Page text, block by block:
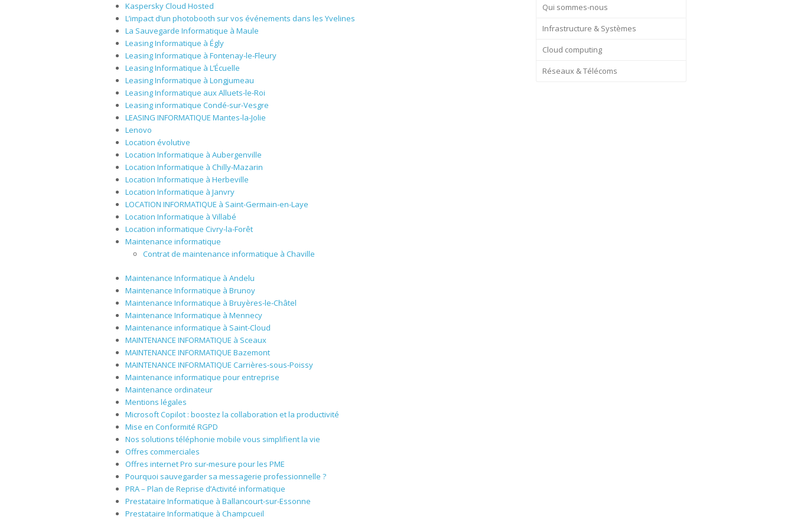
Kaspersky Cloud Hosted
L’impact d’un photobooth sur vos événements dans les Yvelines
La Sauvegarde Informatique à Maule
Leasing Informatique à Égly
Leasing Informatique à Fontenay-le-Fleury
Leasing Informatique à L’Écuelle
Leasing Informatique à Longjumeau
Leasing Informatique aux Alluets-le-Roi
Leasing informatique Condé-sur-Vesgre
LEASING INFORMATIQUE Mantes-la-Jolie
Lenovo
Location évolutive
Location Informatique à Aubergenville
Location Informatique à Chilly-Mazarin
Location Informatique à Herbeville
Location Informatique à Janvry
LOCATION INFORMATIQUE à Saint-Germain-en-Laye
Location Informatique à Villabé
Location informatique Civry-la-Forêt
Maintenance informatique
Contrat de maintenance informatique à Chaville
Maintenance Informatique à Andelu
Maintenance Informatique à Brunoy
Maintenance Informatique à Bruyères-le-Châtel
Maintenance Informatique à Mennecy
Maintenance informatique à Saint-Cloud
MAINTENANCE INFORMATIQUE à Sceaux
MAINTENANCE INFORMATIQUE Bazemont
MAINTENANCE INFORMATIQUE Carrières-sous-Poissy
Maintenance informatique pour entreprise
Maintenance ordinateur
Mentions légales
Microsoft Copilot : boostez la collaboration et la productivité
Mise en Conformité RGPD
Nos solutions téléphonie mobile vous simplifient la vie
Offres commerciales
Offres internet Pro sur-mesure pour les PME
Pourquoi sauvegarder sa messagerie professionnelle ?
PRA – Plan de Reprise d’Activité informatique
Prestataire Informatique à Ballancourt-sur-Essonne
Prestataire Informatique à Champcueil
Qui sommes-nous
Infrastructure & Systèmes
Cloud computing
Réseaux & Télécoms